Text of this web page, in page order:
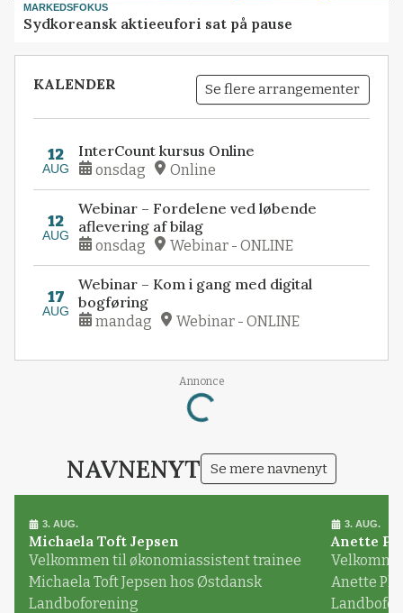
MARKEDSFOKUS
Sydkoreansk aktieeufori sat på pause
KALENDER Se flere arrangementer
12
AUG
InterCount kursus Online
onsdag Online
12
AUG
Webinar – Fordelene ved løbende
aflevering af bilag
onsdag Webinar - ONLINE
17
AUG
Webinar – Kom i gang med digital
bogføring
mandag Webinar - ONLINE
Annonce
Loading...
NAVNENYT Se mere navnenyt
3. AUG.
Michaela Toft Jepsen
Velkommen til økonomiassistent trainee
Michaela Toft Jepsen hos Østdansk
Landboforening
3. AUG.
Anette
Anette